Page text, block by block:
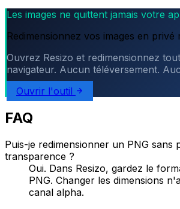
Les images ne quittent jamais votre
Redimensionnez vos images en privé
Ouvrez Resizo et redimensionnez
navigateur. Aucun téléversement.
Ouvrir l'outil
FAQ
Puis-je redimensionner un PNG sans
transparence ?
Oui. Dans Resizo, gardez le
PNG. Changer les dimensions
canal alpha.